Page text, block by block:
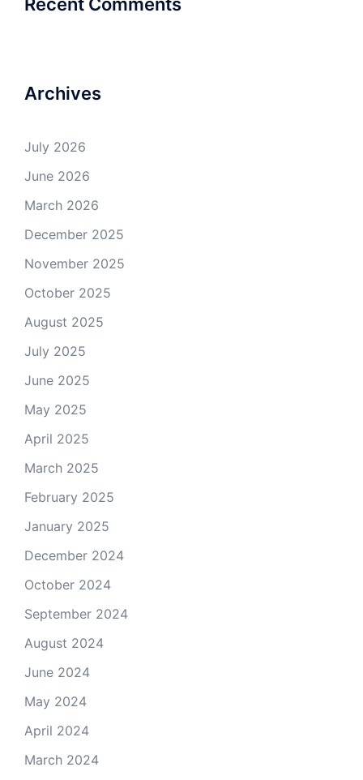
Archives
July 2026
June 2026
March 2026
December 2025
November 2025
October 2025
August 2025
July 2025
June 2025
May 2025
April 2025
March 2025
February 2025
January 2025
December 2024
October 2024
September 2024
August 2024
June 2024
May 2024
April 2024
March 2024